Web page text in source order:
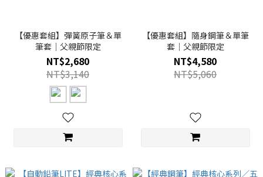
【優惠套組】彈簧原子筆＆單
筆套｜父親節限定
NT$2,680
NT$3,140
【優惠套組】隨身鋼筆＆單筆
套｜父親節限定
NT$4,580
NT$5,060